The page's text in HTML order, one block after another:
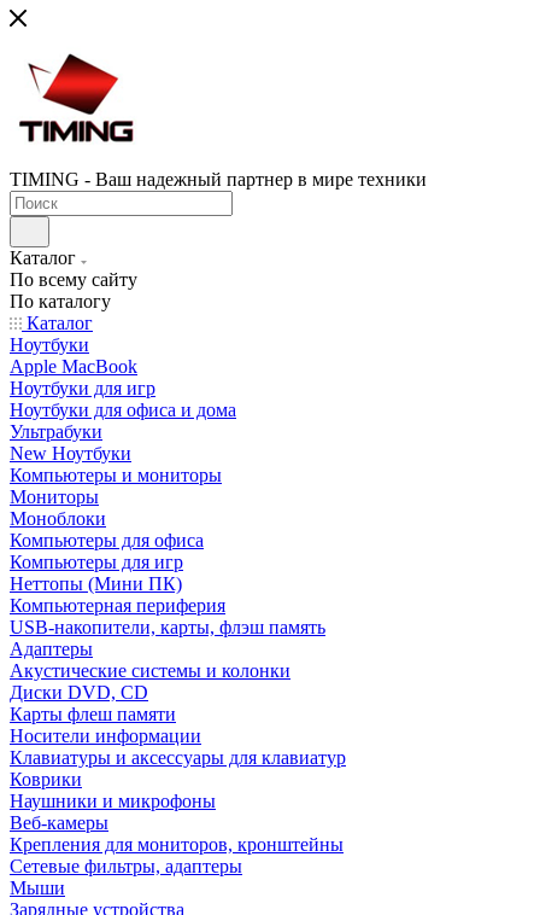
TIMING - Ваш надежный партнер в мире техники
Каталог
По всему сайту
По каталогу
Каталог
Ноутбуки
Apple MacBook
Ноутбуки для игр
Ноутбуки для офиса и дома
Ультрабуки
New Ноутбуки
Компьютеры и мониторы
Мониторы
Моноблоки
Компьютеры для офиса
Компьютеры для игр
Неттопы (Мини ПК)
Компьютерная периферия
USB-накопители, карты, флэш память
Адаптеры
Акустические системы и колонки
Диски DVD, CD
Карты флеш памяти
Носители информации
Клавиатуры и аксессуары для клавиатур
Коврики
Наушники и микрофоны
Веб-камеры
Крепления для мониторов, кронштейны
Сетевые фильтры, адаптеры
Мыши
Зарядные устройства